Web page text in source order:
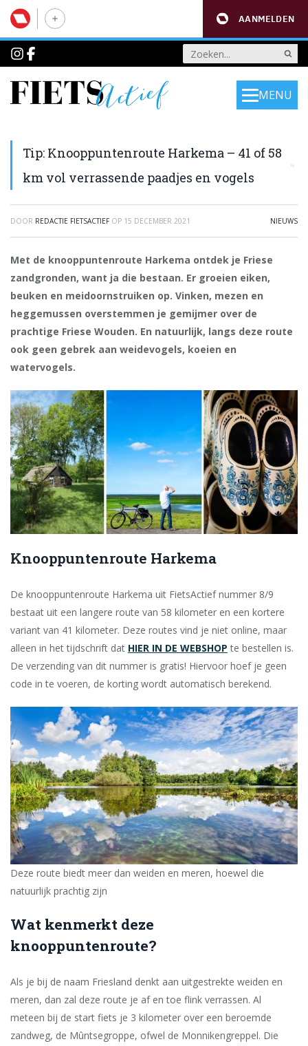
AANMELDEN
MENU
Tip: Knooppuntenroute Harkema – 41 of 58
km vol verrassende paadjes en vogels
DOOR REDACTIE FIETSACTIEF OP 15 DECEMBER 2021 NIEUWS
Met de knooppuntenroute Harkema ontdek je Friese
zandgronden, want ja die bestaan. Er groeien eiken,
beuken en meidoornstruiken op. Vinken, mezen en
heggemussen overstemmen je gemijmer over de
prachtige Friese ­Wouden. En natuurlijk, langs deze route
ook geen gebrek aan weidevogels, koeien en
watervogels.
Knooppuntenroute Harkema
De knooppuntenroute Harkema uit FietsActief nummer 8/9
bestaat uit een langere route van 58 kilometer en een kortere
variant van 41 kilometer. Deze routes vind je niet online, maar
alleen in het tijdschrift dat HIER IN DE WEBSHOP te bestellen is.
De verzending van dit nummer is gratis! Hiervoor hoef je geen
code in te voeren, de korting wordt automatisch berekend.
Deze route biedt meer dan weiden en meren, hoewel die
natuurlijk prachtig zijn
Wat kenmerkt deze
knooppuntenroute?
Als je bij de naam Friesland denkt aan uitgestrekte weiden en
meren, dan zal deze route je af en toe flink verrassen. Al
meteen bij de start fiets je 3 kilometer over een beroemde
zandweg, de Mûntsegroppe, ofwel de Monnikengreppel. Die